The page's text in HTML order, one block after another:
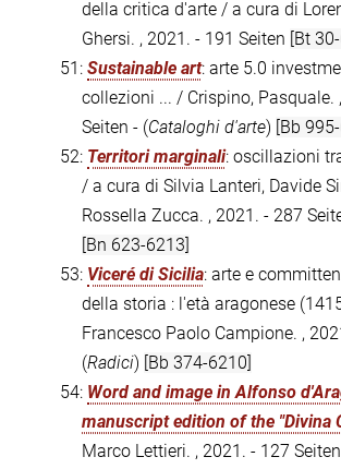
della critica d'arte / a cura di
Ghersi. , 2021. - 191 Seiten [Bt
51: Sustainable art: arte 5.0
collezioni ... / Crispino, Pasquale.
Seiten - (Cataloghi d'arte) [Bb
52: Territori marginali: oscillazioni
/ a cura di Silvia Lanteri, Davide
Rossella Zucca. , 2021. - 287
[Bn 623-6213]
53: Viceré di Sicilia: arte e
della storia : l'età aragonese
Francesco Paolo Campione. ,
(Radici) [Bb 374-6210]
54: Word and image in Alfonso
manuscript edition of the "Divina
Marco Lettieri. , 2021. - 127